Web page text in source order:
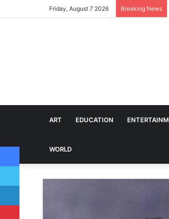
Friday, August 7 2026 Breaking News
ART EDUCATION
WORLD
Facebook
Twitter
LinkedIn
Pinterest